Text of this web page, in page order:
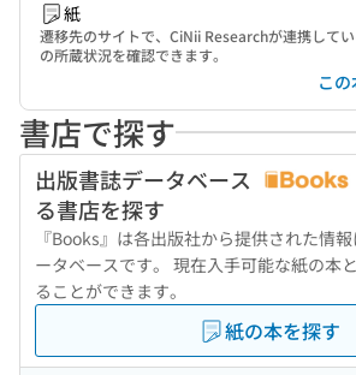
紙
遷移先のサイトで、CiNii Researchが連携して
の所蔵状況を確認できます。
こ
書店で探す
出版書誌データベース
る書店を探す
『Books』は各出版社から提供された情
ータベースです。 現在入手可能な紙の本
ることができます。
紙の本を探す